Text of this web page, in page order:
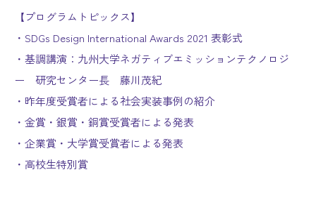
【プログラムトピックス】
・SDGs Design International Awards 2021 表彰式
・基調講演：九州大学ネガティブエミッションテクノロジ
ー 研究センター長 藤川茂紀
・昨年度受賞者による社会実装事例の紹介
・金賞・銀賞・銅賞受賞者による発表
・企業賞・大学賞受賞者による発表
・高校生特別賞